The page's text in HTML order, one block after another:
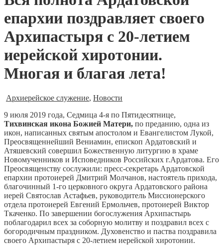
епархии поздравляет своего
Архипастыря с 20-летием
иерейской хиротонии.
Многая и благая лета!
Архиерейское служение, Новости
9 июля 2019 года, Седмица 4-я по Пятидесятнице,
Тихвинская икона Божией Матери, по преданию, одна из
икон, написанных святым апостолом и Евангелистом Лукой,
Преосвященнейший Вениамин, епископ Ардатовский и
Атяшевский совершил Божественную литургию в храме
Новомученников и Исповедников Российских г.Ардатова. Его
Преосвященству сослужили: пресс-секретарь Ардатовской
епархии протоиерей Дмитрий Молчанов, настоятель прихода,
благочинный 1-го церковного округа Ардатовского района
иерей Святослав Астафьев, руководитель Миссионерского
отдела протоиерей Евгений Ермольчев, протоиерей Виктор
Ткаченко. По завершении богослужения Архипастырь
поблагодарил всех за соборную молитву и поздравил всех с
богородичным праздником. Духовенство и паства поздравила
своего Архипастыря с 20-летием иерейской хиротонии.